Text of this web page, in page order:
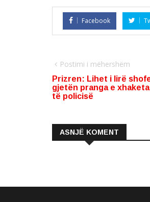
Facebook
Postimi i mëhershëm
Prizren: Lihet i lirë
gjetën pranga e
të policisë
ASNJË KOMENT